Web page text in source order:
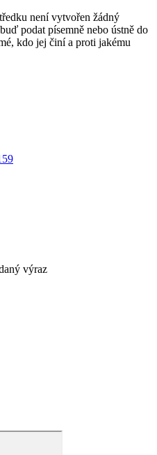
není vytvořen žádný
podat písemně nebo ústně do
kdo jej činí a proti jakému
výraz